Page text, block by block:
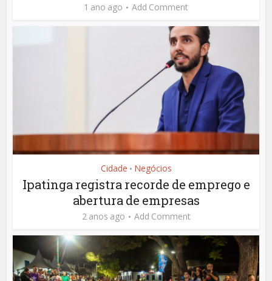
1 ano ago Add Comment
Cidade • Negócios
Ipatinga registra recorde de emprego e
abertura de empresas
2 anos ago Add Comment